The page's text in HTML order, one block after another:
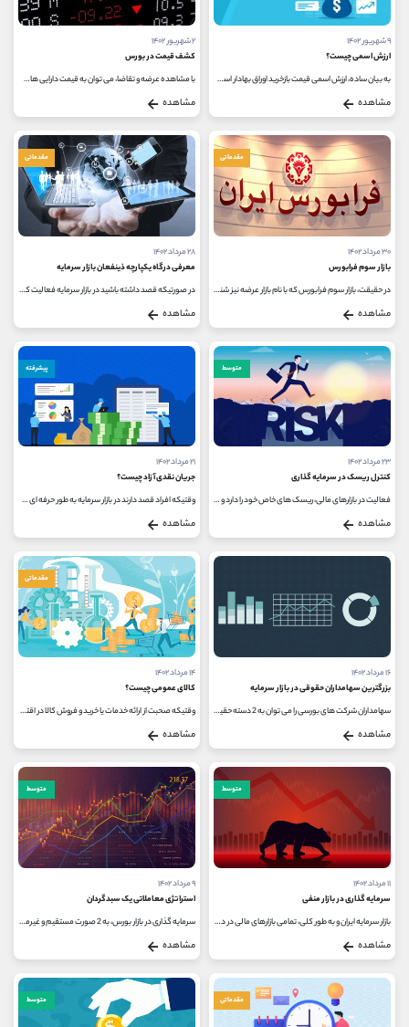
۹ شهریور ۱۴۰۲
ارزش اسمی چیست؟
به بیان ساده، ارزش اسمی قیمت بازخرید اوراق بهادار است. در صورتیکه جزء افرادی هستید که در بازار سرمایه مشغول به فعالیت می باشید،...
مشاهده
۲ شهریور ۱۴۰۲
کشف قیمت در بورس
با مشاهده عرضه و تقاضا، می توان به قیمت دارایی های مختلف در بورس و همچنین اوراق بهادار پی برد. چنین مسئله ای، به عرضه کننده...
مشاهده
مقدماتی
۳۰ مرداد ۱۴۰۲
بازار سوم فرابورس
در حقیقت، بازار سوم فرابورس که با نام بازار عرضه نیز شناخته می شود، محلی است که در آن اوراق بهادار عرضه می شوند. شاید با خود...
مشاهده
مقدماتی
۲۸ مرداد ۱۴۰۲
معرفی درگاه یکپارچه ذینفعان بازار سرمایه
در صورتیکه قصد داشته باشید در بازار سرمایه فعالیت کنید، به مراتب اصطلاح درگاه یکپارچه ذینفعان بازار سرمایه را خواهید شنید...
مشاهده
متوسط
۲۳ مرداد ۱۴۰۲
کنترل ریسک در سرمایه گذاری
فعالیت در بازارهای مالی، ریسک های خاص خود را دارد و تجربه سرمایه گذاران مختلف در سال های گذشته نشان داده است که معامله کردن...
مشاهده
پیشرفته
۲۱ مرداد ۱۴۰۲
جریان نقدی آزاد چیست؟
وقتیکه افراد قصد دارند در بازار سرمایه به طور حرفه ای فعالیت کنند، باید بر روی مفاهیم بنیادی بازار و شرکت های فعال در آن، تسلط...
مشاهده
۱۶ مرداد ۱۴۰۲
بزرگترین سهامداران حقوقی در بازار سرمایه
سهامداران شرکت های بورسی را می توان به 2 دسته حقیقی و حقوقی تقسیم کرد. منظور از سهامدار حقوقی، سازمان و یا شرکتی است که ویژگی...
مشاهده
مقدماتی
۱۴ مرداد ۱۴۰۲
کالای عمومی چیست؟
وقتیکه صحبت از ارائه خدمات یا خرید و فروش کالا در اقتصاد می شود، کالاها را می توان به 2 دسته کالای عمومی و کالای خصوصی تقسیم...
مشاهده
متوسط
۱۱ مرداد ۱۴۰۲
سرمایه گذاری در بازار منفی
بازار سرمایه ایران و به طور کلی، تمامی بازارهای مالی در دنیا همراه با نوسان هستند و افرادی که تجربه زیادی در این بازارها دارند،...
مشاهده
متوسط
۹ مرداد ۱۴۰۲
استراتژی معاملاتی یک سبدگردان
سرمایه گذاری در بازار بورس، به 2 صورت مستقیم و غیرمستقیم انجام می شود. در واقع، سرمایه گذاری به شیوه غیرمستقیم از طریق شرکت...
مشاهده
مقدماتی متوسط
کانال بله @alirezamehrabi_official